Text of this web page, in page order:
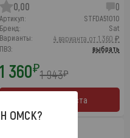
0,00 0
Артикул:
STFDA51010
Бренд:
Sat
Варианты:
4 варианта от 1 360 ₽
ПВЗ:
выбрать
1 360₽1 943₽
11 августа
ОМСК?